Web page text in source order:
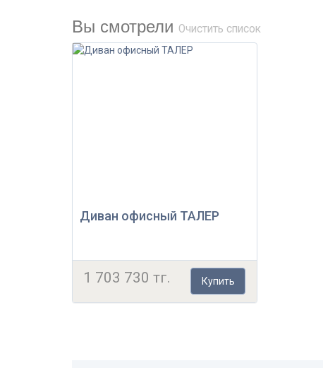
Вы смотрели Очистить список
Диван офисный ТАЛЕР
1 703 730 тг. Купить